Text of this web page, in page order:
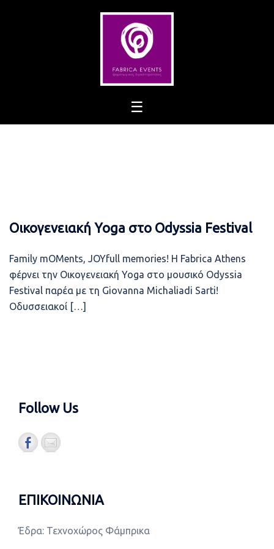
Οικογενειακή Yoga στο Odyssia Festival
Family mOMents, JOYfull memories! Η Fabrica Athens
φέρνει την Οικογενειακή Yoga στο μουσικό Odyssia
Festival παρέα με τη Giovanna Michaliadi Sarti!
Οδυσσειακοί […]
Follow Us
ΕΠΙΚΟΙΝΩΝΙΑ
Έδρα: Τεχνοχώρος Φάμπρικα